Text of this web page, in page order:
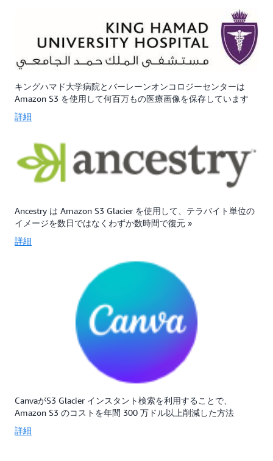
キングハマド大学病院とバーレーンオンコロジーセンターは
Amazon S3 を使用して何百万もの医療画像を保存しています
詳細
Ancestry は Amazon S3 Glacier を使用して、テラバイト単位の
イメージを数日ではなくわずか数時間で復元 »
詳細
CanvaがS3 Glacier インスタント検索を利用することで、
Amazon S3 のコストを年間 300 万ドル以上削減した方法
詳細